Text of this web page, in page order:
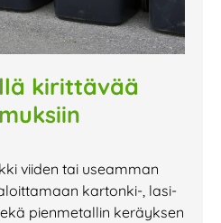
kirittävää
viiden tai useamman
kartonki-, lasi-
pienmetallin keräyksen